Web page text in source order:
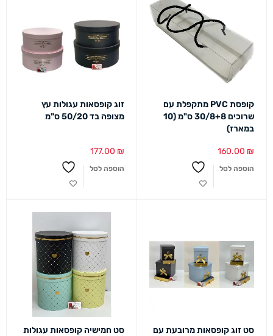
קופסת PVC מתקפלת עם
שרוכים 30/8+8 ס"מ (10
במארז)
160.00 ₪
הוספה לסל
זוג קופסאות עגולות עץ
מצופה בד 50/20 ס"מ
177.00 ₪
הוספה לסל
סט זוג קופסאות מרובעת עם
סט חמישיה קופסאות עגולות